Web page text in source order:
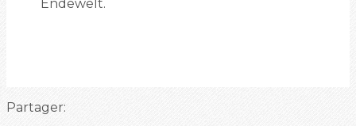
Endewelt.
Partager: